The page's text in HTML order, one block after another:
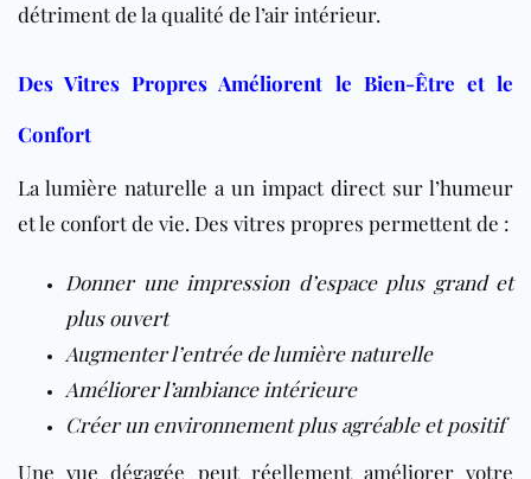
détriment de la qualité de l’air intérieur.
Des Vitres Propres Améliorent le Bien-Être et le
Confort
La lumière naturelle a un impact direct sur l’humeur
et le confort de vie. Des vitres propres permettent de :
Donner une impression d’espace plus grand et
plus ouvert
Augmenter l’entrée de lumière naturelle
Améliorer l’ambiance intérieure
Créer un environnement plus agréable et positif
Une vue dégagée peut réellement améliorer votre